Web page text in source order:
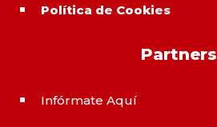
^ Política de Cookies
Partners
^ Infórmate Aquí